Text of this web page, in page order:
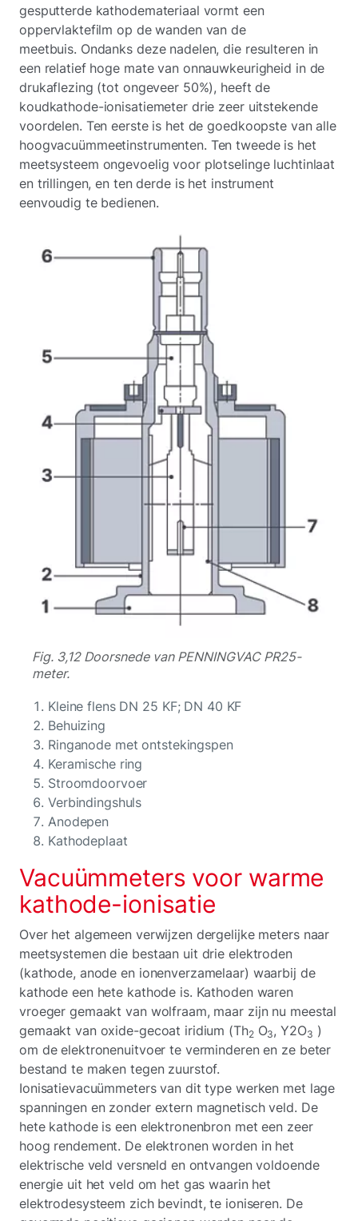
gesputterde kathodemateriaal vormt een
oppervlaktefilm op de wanden van de
meetbuis. Ondanks deze nadelen, die resulteren in
een relatief hoge mate van onnauwkeurigheid in de
drukaflezing (tot ongeveer 50%), heeft de
koudkathode-ionisatiemeter drie zeer uitstekende
voordelen. Ten eerste is het de goedkoopste van alle
hoogvacuümmeetinstrumenten. Ten tweede is het
meetsysteem ongevoelig voor plotselinge luchtinlaat
en trillingen, en ten derde is het instrument
eenvoudig te bedienen.
Fig. 3,12 Doorsnede van PENNINGVAC PR25-
meter.
Kleine flens DN 25 KF; DN 40 KF
Behuizing
Ringanode met ontstekingspen
Keramische ring
Stroomdoorvoer
Verbindingshuls
Anodepen
Kathodeplaat
Vacuümmeters voor warme
kathode-ionisatie
Over het algemeen verwijzen dergelijke meters naar
meetsystemen die bestaan uit drie elektroden
(kathode, anode en ionenverzamelaar) waarbij de
kathode een hete kathode is. Kathoden waren
vroeger gemaakt van wolfraam, maar zijn nu meestal
gemaakt van oxide-gecoat iridium (Th2O3, Y2O3 )
om de elektronenuitvoer te verminderen en ze beter
bestand te maken tegen zuurstof.
Ionisatievacuümmeters van dit type werken met lage
spanningen en zonder extern magnetisch veld. De
hete kathode is een elektronenbron met een zeer
hoog rendement. De elektronen worden in het
elektrische veld versneld en ontvangen voldoende
energie uit het veld om het gas waarin het
elektrodesysteem zich bevindt, te ioniseren. De